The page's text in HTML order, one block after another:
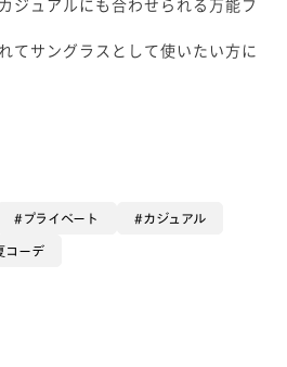
てサングラスとして使いたい方に
プライベート カジュアル
コーデ